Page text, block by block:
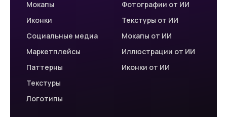
Мокапы
Иконки
Социальные медиа
Маркетплейсы
Паттерны
Текстуры
Логотипы
Фотографии от ИИ
Текстуры от ИИ
Мокапы от ИИ
Иллюстрации от ИИ
Иконки от ИИ